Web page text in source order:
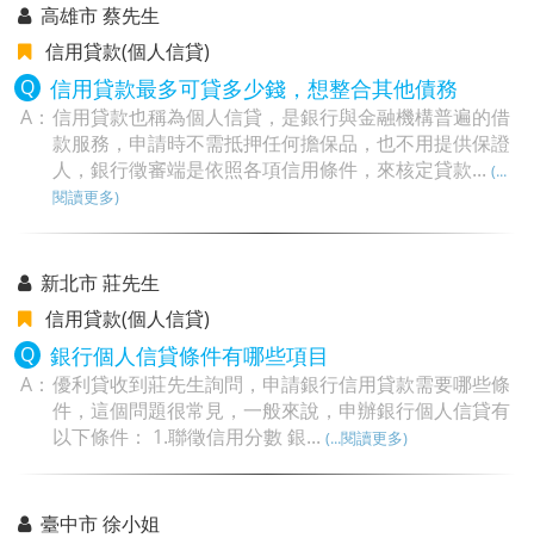
高雄市 蔡先生
信用貸款(個人信貸)
信用貸款最多可貸多少錢，想整合其他債務
信用貸款也稱為個人信貸，是銀行與金融機構普遍的借
款服務，申請時不需抵押任何擔保品，也不用提供保證
人，銀行徵審端是依照各項信用條件，來核定貸款... (...
閱讀更多)
新北市 莊先生
信用貸款(個人信貸)
銀行個人信貸條件有哪些項目
優利貸收到莊先生詢問，申請銀行信用貸款需要哪些條
件，這個問題很常見，一般來說，申辦銀行個人信貸有
以下條件： 1.聯徵信用分數 銀... (...閱讀更多)
臺中市 徐小姐